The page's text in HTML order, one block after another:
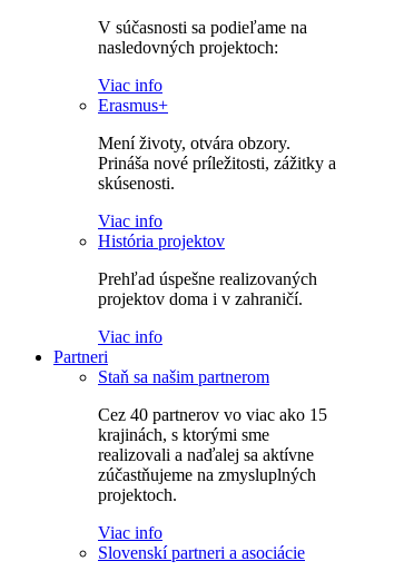
V súčasnosti sa podieľame na
nasledovných projektoch:
Viac info
Erasmus+
Mení životy, otvára obzory.
Prináša nové príležitosti, zážitky a
skúsenosti.
Viac info
História projektov
Prehľad úspešne realizovaných
projektov doma i v zahraničí.
Viac info
Partneri
Staň sa našim partnerom
Cez 40 partnerov vo viac ako 15
krajinách, s ktorými sme
realizovali a naďalej sa aktívne
zúčastňujeme na zmysluplných
projektoch.
Viac info
Slovenskí partneri a asociácie